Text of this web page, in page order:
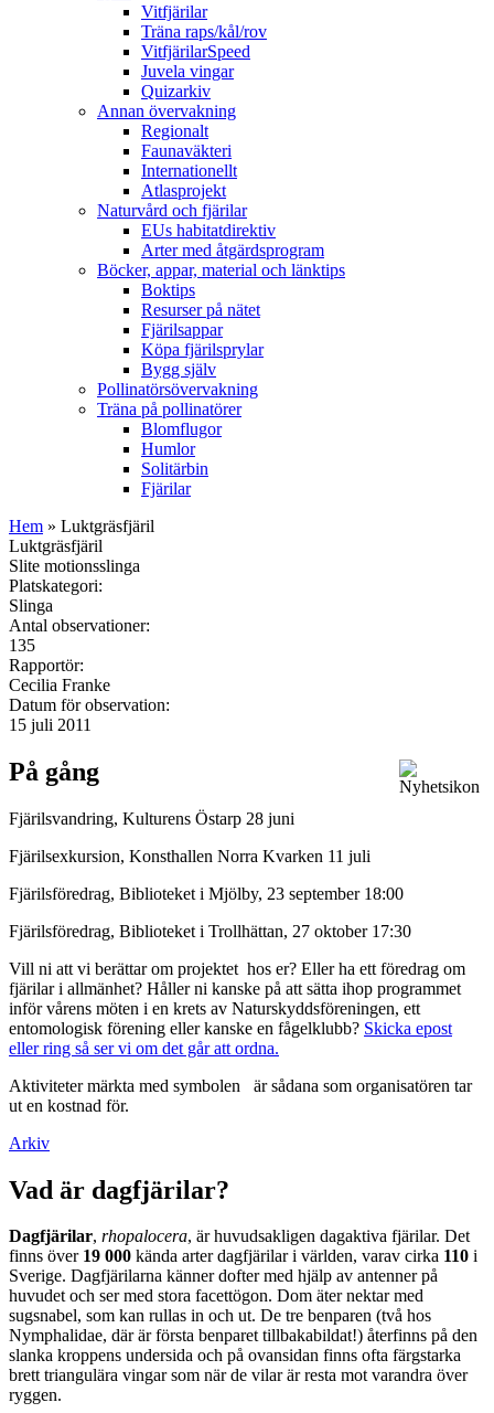
Vitfjärilar
Träna raps/kål/rov
VitfjärilarSpeed
Juvela vingar
Quizarkiv
Annan övervakning
Regionalt
Faunaväkteri
Internationellt
Atlasprojekt
Naturvård och fjärilar
EUs habitatdirektiv
Arter med åtgärdsprogram
Böcker, appar, material och länktips
Boktips
Resurser på nätet
Fjärilsappar
Köpa fjärilsprylar
Bygg själv
Pollinatörsövervakning
Träna på pollinatörer
Blomflugor
Humlor
Solitärbin
Fjärilar
Hem » Luktgräsfjäril
Luktgräsfjäril
Slite motionsslinga
Platskategori:
Slinga
Antal observationer:
135
Rapportör:
Cecilia Franke
Datum för observation:
15 juli 2011
På gång
Fjärilsvandring, Kulturens Östarp 28 juni
Fjärilsexkursion, Konsthallen Norra Kvarken 11 juli
Fjärilsföredrag, Biblioteket i Mjölby, 23 september 18:00
Fjärilsföredrag, Biblioteket i Trollhättan, 27 oktober 17:30
Vill ni att vi berättar om projektet hos er? Eller ha ett föredrag om
fjärilar i allmänhet? Håller ni kanske på att sätta ihop programmet
inför vårens möten i en krets av Naturskyddsföreningen, ett
entomologisk förening eller kanske en fågelklubb? Skicka epost
eller ring så ser vi om det går att ordna.
Aktiviteter märkta med symbolen
är sådana som organisatören tar
ut en kostnad för.
Arkiv
Vad är dagfjärilar?
Dagfjärilar, rhopalocera, är huvudsakligen dagaktiva fjärilar. Det
finns över 19 000 kända arter dagfjärilar i världen, varav cirka 110 i
Sverige. Dagfjärilarna känner dofter med hjälp av antenner på
huvudet och ser med stora facettögon. Dom äter nektar med
sugsnabel, som kan rullas in och ut. De tre benparen (två hos
Nymphalidae, där är första benparet tillbakabildat!) återfinns på den
slanka kroppens undersida och på ovansidan finns ofta färgstarka
brett triangulära vingar som när de vilar är resta mot varandra över
ryggen.